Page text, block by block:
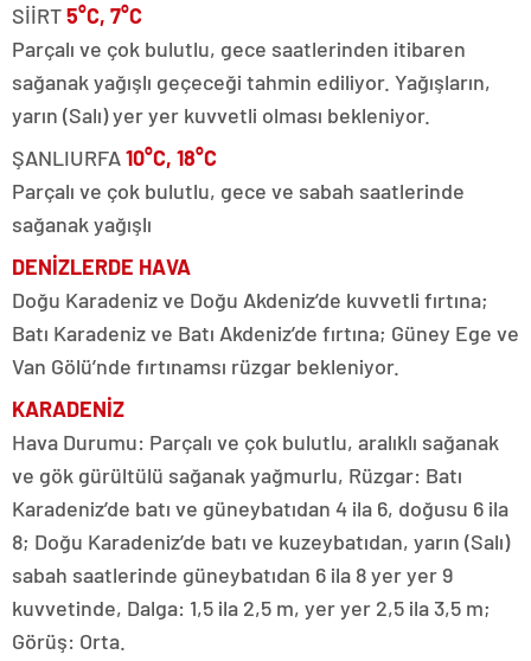
SİİRT5°C, 7°C
Parçalı ve çok bulutlu, gece saatlerinden itibaren
sağanak yağışlı geçeceği tahmin ediliyor. Yağışların,
yarın (Salı) yer yer kuvvetli olması bekleniyor.
ŞANLIURFA10°C, 18°C
Parçalı ve çok bulutlu, gece ve sabah saatlerinde
sağanak yağışlı
DENİZLERDE HAVA
Doğu Karadeniz ve Doğu Akdeniz’de kuvvetli fırtına;
Batı Karadeniz ve Batı Akdeniz’de fırtına; Güney Ege ve
Van Gölü’nde fırtınamsı rüzgar bekleniyor.
KARADENİZ
Hava Durumu: Parçalı ve çok bulutlu, aralıklı sağanak
ve gök gürültülü sağanak yağmurlu, Rüzgar: Batı
Karadeniz’de batı ve güneybatıdan 4 ila 6, doğusu 6 ila
8; Doğu Karadeniz’de batı ve kuzeybatıdan, yarın (Salı)
sabah saatlerinde güneybatıdan 6 ila 8 yer yer 9
kuvvetinde, Dalga: 1,5 ila 2,5 m, yer yer 2,5 ila 3,5 m;
Görüş: Orta.